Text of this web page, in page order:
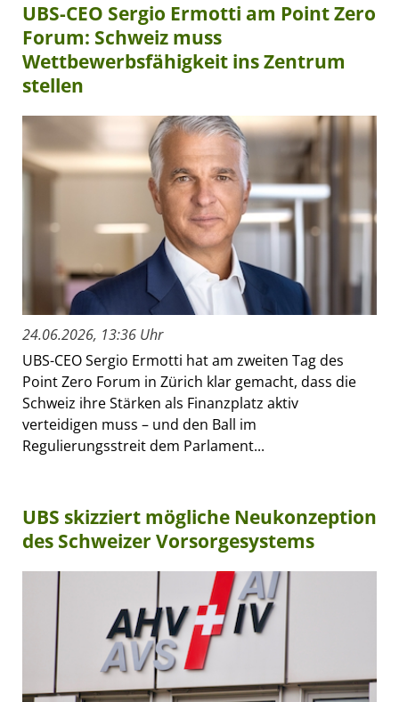
UBS-CEO Sergio Ermotti am Point Zero
Forum: Schweiz muss
Wettbewerbsfähigkeit ins Zentrum
stellen
24.06.2026, 13:36 Uhr
UBS-CEO Sergio Ermotti hat am zweiten Tag des
Point Zero Forum in Zürich klar gemacht, dass die
Schweiz ihre Stärken als Finanzplatz aktiv
verteidigen muss – und den Ball im
Regulierungsstreit dem Parlament...
UBS skizziert mögliche Neukonzeption
des Schweizer Vorsorgesystems